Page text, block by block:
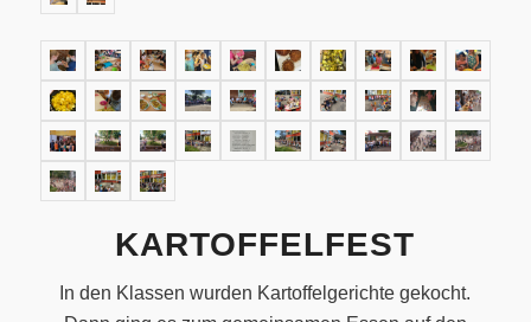
KARTOFFELFEST
In den Klassen wurden Kartoffelgerichte gekocht.